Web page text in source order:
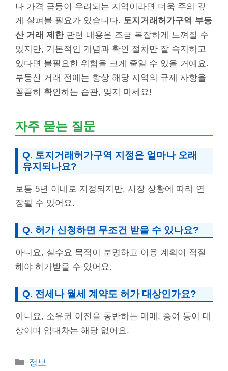
나 가격 급등이 우려되는 지역이라면 더욱 주의 깊
게 살펴볼 필요가 있습니다. 토지거래허가구역 부동
산 거래 제한관련 내용은 조금 복잡하게 느껴질 수
있지만, 기본적인 개념과 확인 절차만 잘 숙지하고
있다면 불필요한 위험을 크게 줄일 수 있을 거예요.
부동산 거래 전에는 항상 해당 지역의 규제 사항을
꼼꼼히 확인하는 습관, 잊지 마세요!
자주 묻는 질문
Q. 토지거래허가구역 지정은 얼마나 오래
유지되나요?
보통 5년 이내로 지정되지만, 시장 상황에 따라 연
장될 수 있어요.
Q. 허가 신청하면 무조건 받을 수 있나요?
아니요, 실수요 목적이 분명하고 이용 계획이 적절
해야 허가받을 수 있어요.
Q. 전세나 월세 계약도 허가 대상인가요?
아니요, 소유권 이전을 동반하는 매매, 증여 등이 대
상이며 임대차는 해당 없어요.
Categories
정보